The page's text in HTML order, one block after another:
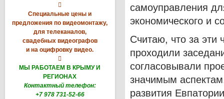

Специальные цены и
предложения по видеомонтажу,
для телеканалов,
свадебных видеографов
и на оцифровку видео.

МЫ РАБОТАЕМ В КРЫМУ И
РЕГИОНАХ
Контактный телефон:
+7 978 731-52-66
самоуправления
экономического и
Считаю, что за эти
проходили
согласовывали
значимым
развития